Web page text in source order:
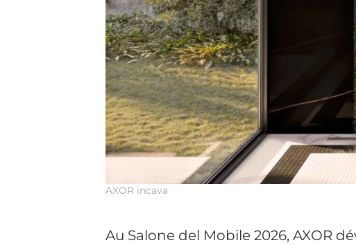
AXOR incava
Au Salone del Mobile 2026, AXOR